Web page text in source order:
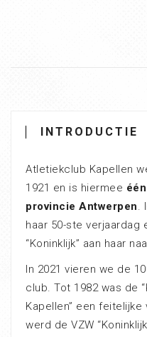
INTRODUCTIE
Atletiekclub Kapellen
1921 en is hiermee
provincie Antwerpen.
haar 50-ste
“Koninklijk” aan haar
In 2021 vieren we de
club. Tot 1982 was de
Kapellen” een feitelijke
werd de VZW